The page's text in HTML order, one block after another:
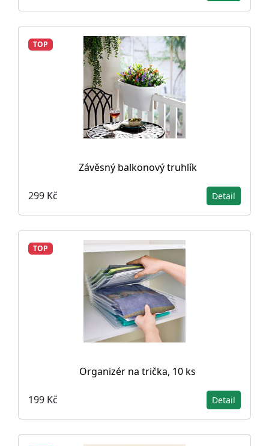
TOP
Závěsný balkonový truhlík
299 Kč Detail
TOP
Organizér na trička, 10 ks
199 Kč Detail